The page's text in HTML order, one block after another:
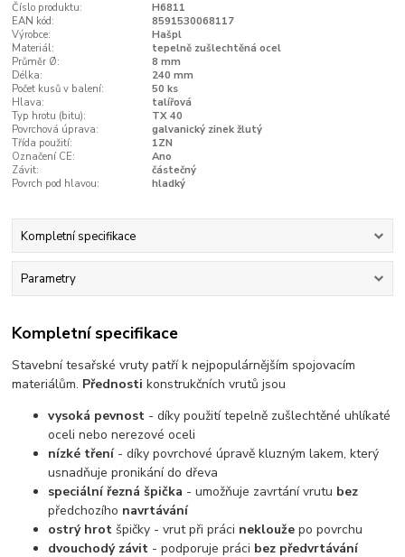
Číslo produktu:
H6811
EAN kód:
8591530068117
Výrobce:
Hašpl
Materiál:
tepelně zušlechtěná ocel
Průměr Ø:
8 mm
Délka:
240 mm
Počet kusů v balení:
50 ks
Hlava:
talířová
Typ hrotu (bitu):
TX 40
Povrchová úprava:
galvanický zinek žlutý
Třída použití:
1ZN
Označení CE:
Ano
Závit:
částečný
Povrch pod hlavou:
hladký
Kompletní specifikace
Parametry
Kompletní specifikace
Stavební tesařské vruty patří k nejpopulárnějším spojovacím
materiálům. Přednosti konstrukčních vrutů jsou
vysoká pevnost - díky použití tepelně zušlechtěné uhlíkaté
oceli nebo nerezové oceli
nízké tření- díky povrchové úpravě kluzným lakem, který
usnadňuje pronikání do dřeva
speciální řezná špička - umožňuje zavrtání vrutu bez
předchozího navrtávání
ostrý hrot špičky - vrut při práci nekloužepo povrchu
dvouchodý závit - podporuje práci bez předvrtávání